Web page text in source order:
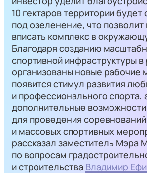
10 гектаров территории будет
под озеленение, что
вписать комплекс в
Благодаря созданию
спортивной инфраструктуры в
организованы новые рабочие
появится стимул развития
и профессионального спорта,
дополнительные возможности
для проведения
и массовых спортивных
рассказал заместитель Мэра
по вопросам
и строительства Владимир